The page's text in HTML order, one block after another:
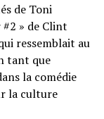
de Toni
» de Clint
ressemblait au
tant que
la comédie
la culture